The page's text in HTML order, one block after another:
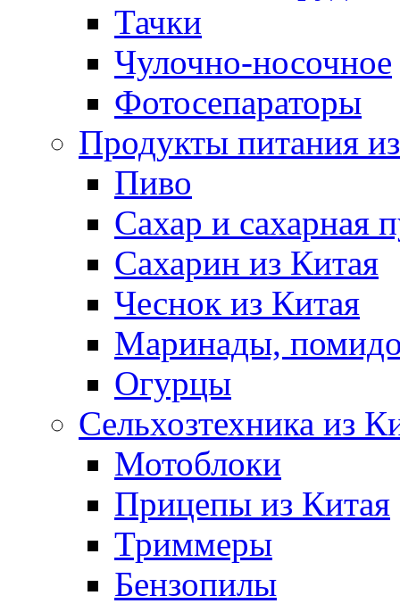
Тачки
Чулочно-носочное
Фотосепараторы
Продукты питания
Пиво
Сахар и сахарная
Сахарин из Китая
Чеснок из Китая
Маринады,
Огурцы
Сельхозтехника из
Мотоблоки
Прицепы из Китая
Триммеры
Бензопилы